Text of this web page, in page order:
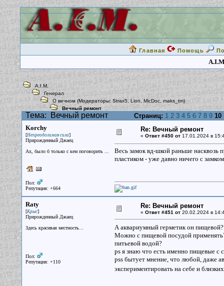
Главная Помощь
A.I.M.
Генерал
О вечном (Модераторы: Strax5 Lion MicDoc, maks_tm)
Вечный ремонт
Тема: Вечный ремонт Страниц: 1 2 3 4 5 6 7 8 9 10
Korchy
[Непреодолимая сила]
Прирожденный Джаец
Ах, было б только с кем поговорить ...
Пол:
Репутация: +664
Re: Вечный ремонт
« Ответ #450 от17.01.2024 в
Весь замок вд-шкой раньше насквозь
пластиком - уже давно ничего с
Raty
[Крыс]
Прирожденный Джаец
Здесь красивая местность...
Пол:
Репутация: +110
Re: Вечный ремонт
« Ответ #451 от20.02.2024 в
А аквариумный герметик он
Можно с пищевой посудой
питьевой водой?
ps я знаю что есть именно пищевые с
pss бытует мнение, что любой, даже
экспериментировать на себе и